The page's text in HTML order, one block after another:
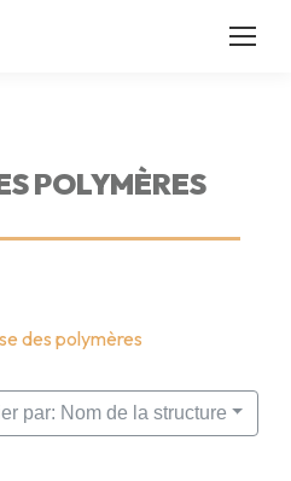
POLYMÈRES
des polymères
par: Nom de la structure